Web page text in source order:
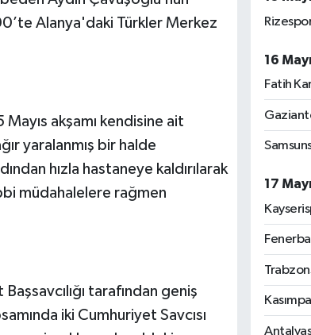
Alanya'daki Türkler Merkez
akşamı kendisine ait
yaralanmış bir halde
hızla hastaneye kaldırılarak
müdahalelere rağmen
tarafından geniş
iki Cumhuriyet Savcısı
16
Fatih
17